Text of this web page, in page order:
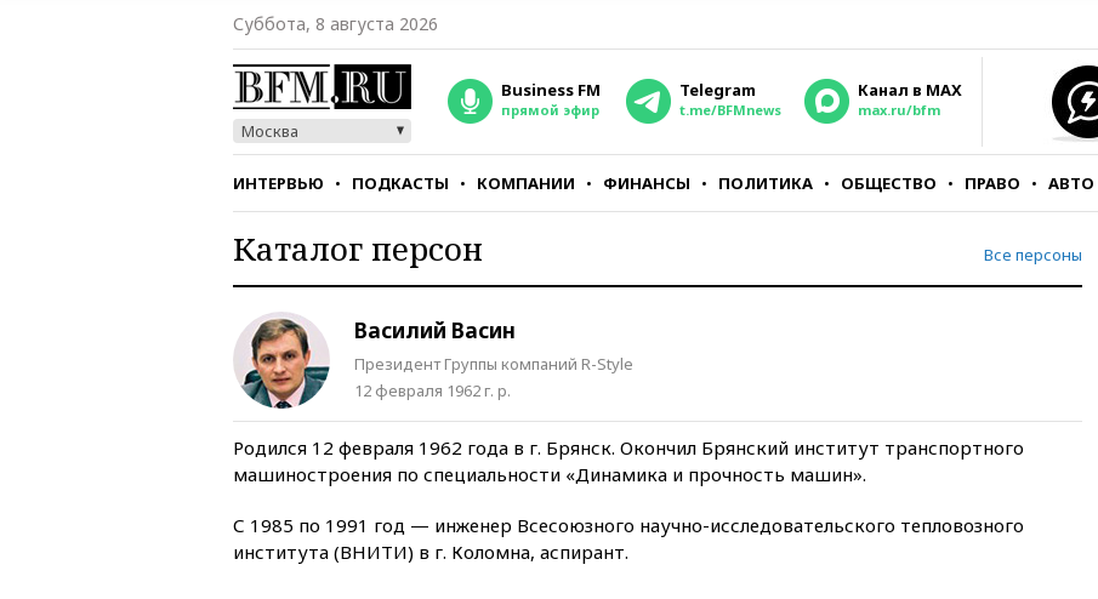
Суббота, 8 августа 2026
Москва
Business FM
прямой эфир
Telegram
t.me/BFMnews
Канал в MAX
max.ru/bfm
ИНТЕРВЬЮ ПОДКАСТЫ КОМПАНИИ ФИНАНСЫ ПОЛИТИКА ОБЩЕСТВО ПРАВО АВТО
СТИЛЬ ТЕСТЫ
Каталог персон Все персоны
Василий Васин
Президент Группы компаний R-Style
12 февраля 1962 г. р.
Родился 12 февраля 1962 года в г. Брянск. Окончил Брянский институт транспортного
машиностроения по специальности «Динамика и прочность машин».
С 1985 по 1991 год — инженер Всесоюзного научно-исследовательского тепловозного
института (ВНИТИ) в г. Коломна, аспирант.